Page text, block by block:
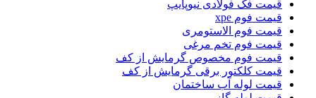
قیمت فک فولادی نیوپایپ
قیمت فوم xpe
قیمت فوم الاستومری
قیمت فوم تخم مرغی
قیمت فوم مخصوص گرمایش از کف
قیمت کلکتور برقی گرمایش از کف
قیمت لوله آب ساختمان